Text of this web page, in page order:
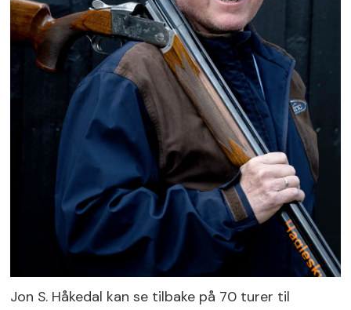
Jon S. Håkedal kan se tilbake på 70 turer til